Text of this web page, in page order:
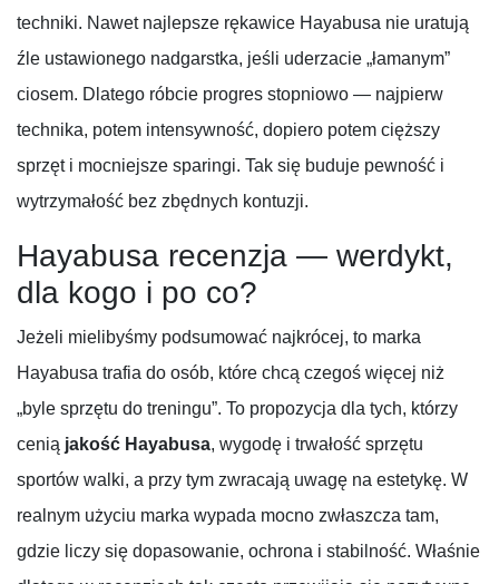
techniki. Nawet najlepsze rękawice Hayabusa nie uratują
źle ustawionego nadgarstka, jeśli uderzacie „łamanym”
ciosem. Dlatego róbcie progres stopniowo — najpierw
technika, potem intensywność, dopiero potem cięższy
sprzęt i mocniejsze sparingi. Tak się buduje pewność i
wytrzymałość bez zbędnych kontuzji.
Hayabusa recenzja — werdykt,
dla kogo i po co?
Jeżeli mielibyśmy podsumować najkrócej, to marka
Hayabusa trafia do osób, które chcą czegoś więcej niż
„byle sprzętu do treningu”. To propozycja dla tych, którzy
cenią jakość Hayabusa, wygodę i trwałość sprzętu
sportów walki, a przy tym zwracają uwagę na estetykę. W
realnym użyciu marka wypada mocno zwłaszcza tam,
gdzie liczy się dopasowanie, ochrona i stabilność. Właśnie